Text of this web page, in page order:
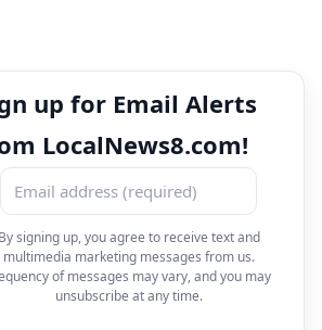
up for Email Alerts
LocalNews8.com!
By signing up, you agree to receive text and
multimedia marketing messages from us.
of messages may vary, and you may
unsubscribe at any time.